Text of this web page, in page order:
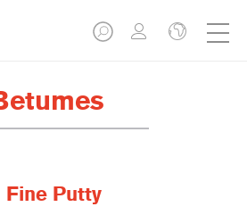
Fine Putty